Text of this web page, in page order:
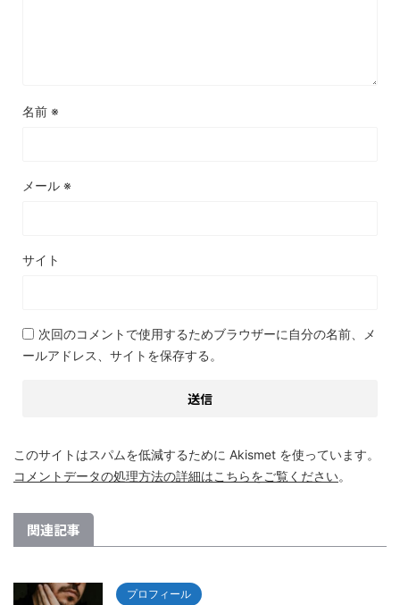
名前 ※
メール ※
サイト
次回のコメントで使用するためブラウザーに自分の名前、メ
ールアドレス、サイトを保存する。
このサイトはスパムを低減するために Akismet を使っています。
コメントデータの処理方法の詳細はこちらをご覧ください。
関連記事
プロフィール